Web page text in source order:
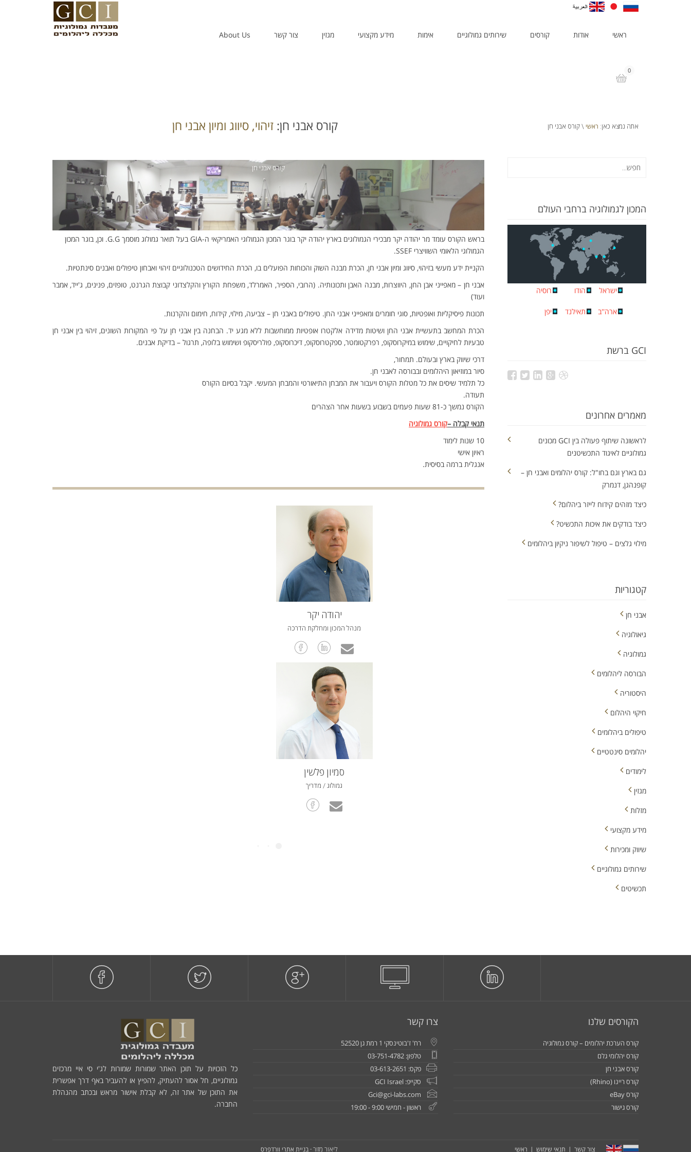
ראשי אודות קורסים שירותים גמולוגיים אימות מידע מקצועי מגזין צור קשר About Us
0
קורס אבני חן: זיהוי, סיווג ומיון אבני חן אתה נמצא כאן: ראשי \ קורס אבני חן
קורס אבני חן
בראש הקורס עומד מר יהודה יקר מבכירי הגמולוגים בארץ יהודה יקר בוגר המכון הגמולוגי האמריקאי ה-GIA בעל תואר גמולוג מוסמך G.G. וכן, בוגר המכון
הגמולוגי הלאומי השוויצרי SSEF.
הקניית ידע מעשי בזיהוי, סיווג ומיון אבני חן, הכרת מבנה השוק והכוחות הפועלים בו, הכרת החידושים הטכנולוגיים זיהוי ואבחון טיפולים ואבנים סינתטיות.
אבני חן – מאפייני אבן החן, היווצרות, מבנה האבן ותכונותיה. (הרובי, הספיר, האמרלד, משפחת הקורץ והקלצדוני קבוצת הגרנט, טופזים, פנינים, ג'ייד, אמבר
ועוד)
תכונות פיסיקליות ואופטיות, סוגי חומרים ומאפייני אבני החן. טיפולים באבני חן – צביעה, מילוי, קידוח, חימום והקרנות.
הכרת המחשב בתעשיית אבני החן ושיטות מדידה אלקטרו אופטיות ממוחשבות ללא מגע יד. הבחנה בין אבני חן על פי המקורות השונים, זיהוי בין אבני חן
טבעיות לחיקויים, שימוש במיקרוסקופ, רפרקטומטר, ספקטרוסקופ, דיכרוסקופ, פולריסקופ ושימוש בלופה, תרגול – בדיקת אבנים.
דרכי שיווק בארץ ובעולם. תמחור,
סיור במוזיאון היהלומים ובבורסה לאבני חן.
כל תלמיד שיסים את כל מטלות הקורס ויעבור את המבחן התיאורטי והמבחן המעשי. יקבל בסיום הקורס
תעודה.
הקורס נמשך כ-81 שעות פעמים בשבוע בשעות אחר הצהרים
תנאי קבלה –קורס גמולוגיה
10 שנות לימוד
ראיון אישי
אנגלית ברמה בסיסית.
יהודה יקר
מנהל המכון ומחלקת הדרכה
סמיון פלשין
גמולוג / מדריך
המכון לגמולוגיה ברחבי העולם
ישראל הודו רוסיה
ארה''ב תאילנד יפן
GCI ברשת
מאמרים אחרונים
לראשונה שיתוף פעולה בין GCI מכונים
גמולוגיים לאיגוד התכשיטנים
גם בארץ וגם בחו"ל: קורס יהלומים ואבני חן –
קופנהגן, דנמרק
כיצד מזהים קידוח לייזר ביהלום?
כיצד בודקים את איכות התכשיט?
מילוי גלצים – טיפול לשיפור ניקיון ביהלומים
קטגוריות
אבני חן
גיאולוגיה
גמולוגיה
הבורסה ליהלומים
היסטוריה
חיקוי היהלום
טיפולים ביהלומים
יהלומים סינטטיים
לימודים
מגזין
מזלות
מידע מקצועי
שיווק ומכירות
שירותים גמולוגיים
תכשיטים
כל הזכויות על תוכן האתר שמורות שמורות לג'י סי איי מרכזים
גמולוגיים, חל אסור להעתיק, להפיץ או להעביר באף דרך אפשרית
את התוכן של אתר זה, לא קבלת אישור מראש ובכתב מהנהלת
החברה.
צרו קשר
רח' ז'בוטינסקי 1 רמת גן 52520
טלפון: 03-751-4782
פקס: 03-613-2651
סקייפ: GCI Israel
Gci@gci-labs.com
ראשון - חמישי 9:00 - 19:00
הקורסים שלנו
קורס הערכת יהלומים – קורס גמולוגיה
קורס יהלומי גלם
קורס אבני חן
קורס ריינו (Rhino)
קורס eBay
קורס גישור
ליאור מזור - בניית אתרי וורדפרס ראשי תנאי שימוש צור קשר